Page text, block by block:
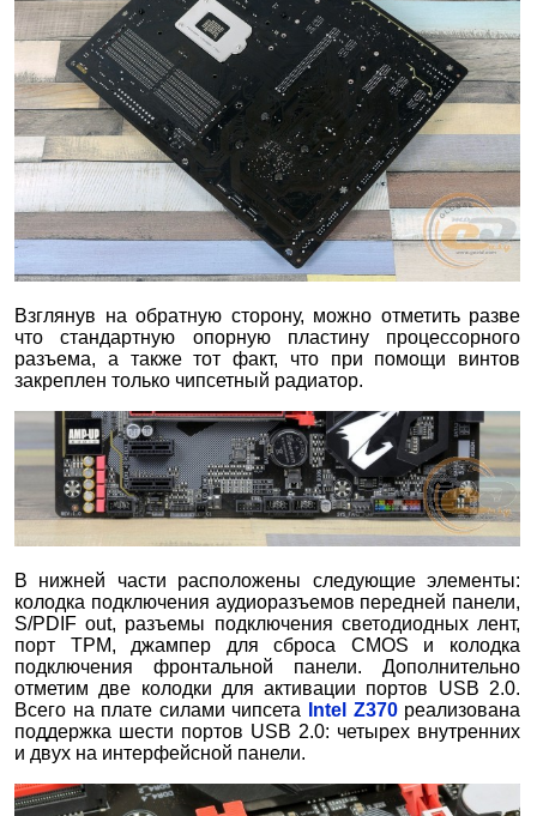
Взглянув на обратную сторону, можно отметить разве
что стандартную опорную пластину процессорного
разъема, а также тот факт, что при помощи винтов
закреплен только чипсетный радиатор.
В нижней части расположены следующие элементы:
колодка подключения аудиоразъемов передней панели,
S/PDIF out, разъемы подключения светодиодных лент,
порт TPM, джампер для сброса CMOS и колодка
подключения фронтальной панели. Дополнительно
отметим две колодки для активации портов USB 2.0.
Всего на плате силами чипсета
Intel Z370реализована
поддержка шести портов USB 2.0: четырех внутренних
и двух на интерфейсной панели.